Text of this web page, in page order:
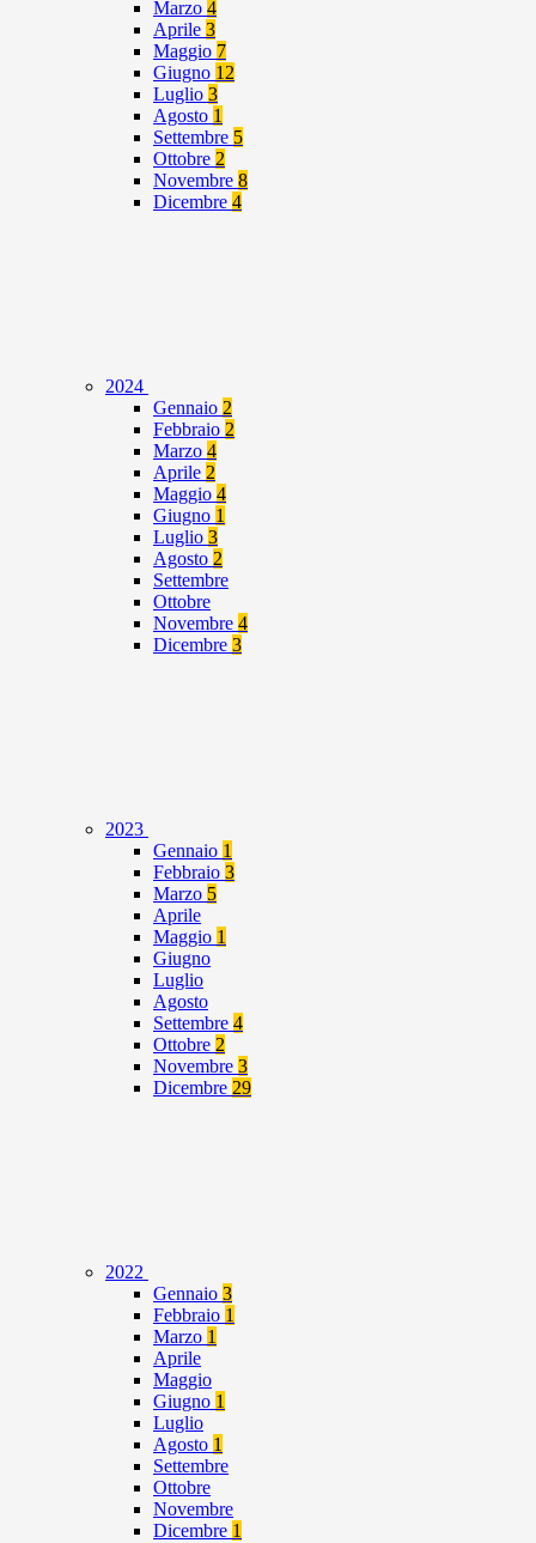
Marzo 4
Aprile 3
Maggio 7
Giugno 12
Luglio 3
Agosto 1
Settembre 5
Ottobre 2
Novembre 8
Dicembre 4
2024
Gennaio 2
Febbraio 2
Marzo 4
Aprile 2
Maggio 4
Giugno 1
Luglio 3
Agosto 2
Settembre
Ottobre
Novembre 4
Dicembre 3
2023
Gennaio 1
Febbraio 3
Marzo 5
Aprile
Maggio 1
Giugno
Luglio
Agosto
Settembre 4
Ottobre 2
Novembre 3
Dicembre 29
2022
Gennaio 3
Febbraio 1
Marzo 1
Aprile
Maggio
Giugno 1
Luglio
Agosto 1
Settembre
Ottobre
Novembre
Dicembre 1